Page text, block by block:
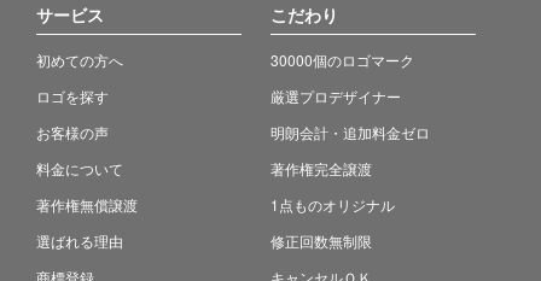
サービス
初めての方へ
ロゴを探す
お客様の声
料金について
著作権無償譲渡
選ばれる理由
商標登録
こだわり
30000個のロゴマーク
厳選プロデザイナー
明朗会計・追加料金ゼロ
著作権完全譲渡
1点ものオリジナル
修正回数無制限
キャンセルＯＫ